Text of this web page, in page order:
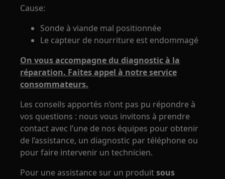
Cause:
Sonde à viande mal positionnée
Le capteur de nourriture est endommagé
On vous accompagne du diagnostic à la
réparation. Faites appel à notre service
consommateurs.
Les conseils apportés n’ont pas pu répondre à
vos questions : nous vous invitons à prendre
contact avec l’une de nos équipes pour obtenir
de l’assistance, un diagnostic par téléphone ou
pour faire intervenir un technicien.
Pour une assistance sur un produitsous